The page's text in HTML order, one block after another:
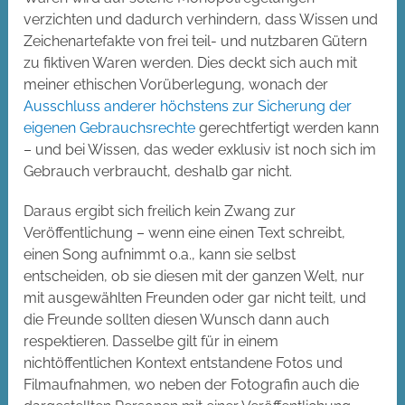
verzichten und dadurch verhindern, dass Wissen und
Zeichenartefakte von frei teil- und nutzbaren Gütern
zu fiktiven Waren werden. Dies deckt sich auch mit
meiner ethischen Vorüberlegung, wonach der
Ausschluss anderer höchstens zur Sicherung der
eigenenGebrauchsrechte gerechtfertigt werden kann
– und bei Wissen, das weder exklusiv ist noch sich im
Gebrauch verbraucht, deshalb gar nicht.
Daraus ergibt sich freilich kein Zwang zur
Veröffentlichung – wenn eine einen Text schreibt,
einen Song aufnimmt o.a., kann sie selbst
entscheiden, ob sie diesen mit der ganzen Welt, nur
mit ausgewählten Freunden oder gar nicht teilt, und
die Freunde sollten diesen Wunsch dann auch
respektieren. Dasselbe gilt für in einem
nichtöffentlichen Kontext entstandene Fotos und
Filmaufnahmen, wo neben der Fotografin auch die